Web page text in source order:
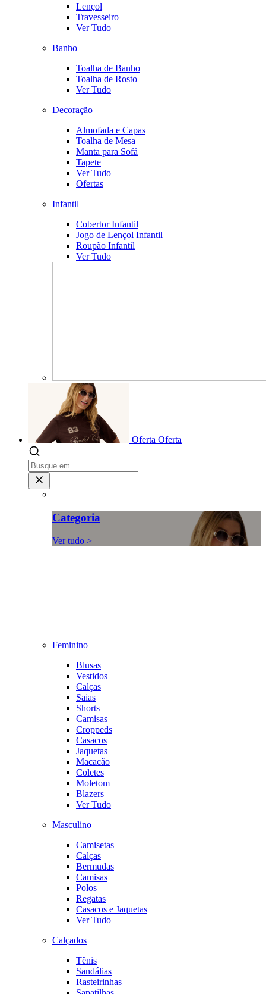
Lençol
Travesseiro
Ver Tudo
Banho
Toalha de Banho
Toalha de Rosto
Ver Tudo
Decoração
Almofada e Capas
Toalha de Mesa
Manta para Sofá
Tapete
Ver Tudo
Ofertas
Infantil
Cobertor Infantil
Jogo de Lençol Infantil
Roupão Infantil
Ver Tudo
Oferta Oferta
Categoria
Ver tudo >
Feminino
Blusas
Vestidos
Calças
Saias
Shorts
Camisas
Croppeds
Casacos
Jaquetas
Macacão
Coletes
Moletom
Blazers
Ver Tudo
Masculino
Camisetas
Calças
Bermudas
Camisas
Polos
Regatas
Casacos e Jaquetas
Ver Tudo
Calçados
Tênis
Sandálias
Rasteirinhas